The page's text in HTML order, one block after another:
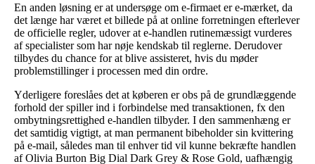
En anden løsning er at undersøge om e-firmaet er e-mærket, da
det længe har været et billede på at online forretningen efterlever
de officielle regler, udover at e-handlen rutinemæssigt vurderes
af specialister som har nøje kendskab til reglerne. Derudover
tilbydes du chance for at blive assisteret, hvis du møder
problemstillinger i processen med din ordre.
Yderligere foreslåes det at køberen er obs på de grundlæggende
forhold der spiller ind i forbindelse med transaktionen, fx den
ombytningsrettighed e-handlen tilbyder. I den sammenhæng er
det samtidig vigtigt, at man permanent bibeholder sin kvittering
på e-mail, således man til enhver tid vil kunne bekræfte handlen
af Olivia Burton Big Dial Dark Grey & Rose Gold, uafhængig